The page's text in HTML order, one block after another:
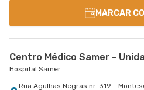
MARCAR
Centro Médico Samer -
Hospital Samer
Rua Agulhas Negras nr. 319 -